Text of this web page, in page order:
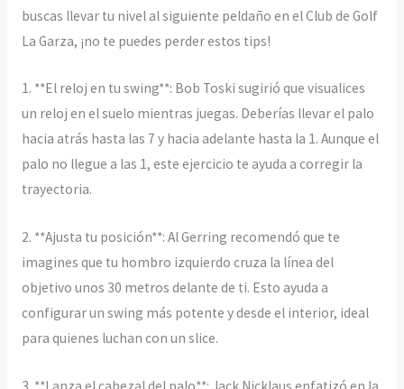
buscas llevar tu nivel al siguiente peldaño en el Club de Golf
La Garza, ¡no te puedes perder estos tips!
1. **El reloj en tu swing**: Bob Toski sugirió que visualices
un reloj en el suelo mientras juegas. Deberías llevar el palo
hacia atrás hasta las 7 y hacia adelante hasta la 1. Aunque el
palo no llegue a las 1, este ejercicio te ayuda a corregir la
trayectoria.
2. **Ajusta tu posición**: Al Gerring recomendó que te
imagines que tu hombro izquierdo cruza la línea del
objetivo unos 30 metros delante de ti. Esto ayuda a
configurar un swing más potente y desde el interior, ideal
para quienes luchan con un slice.